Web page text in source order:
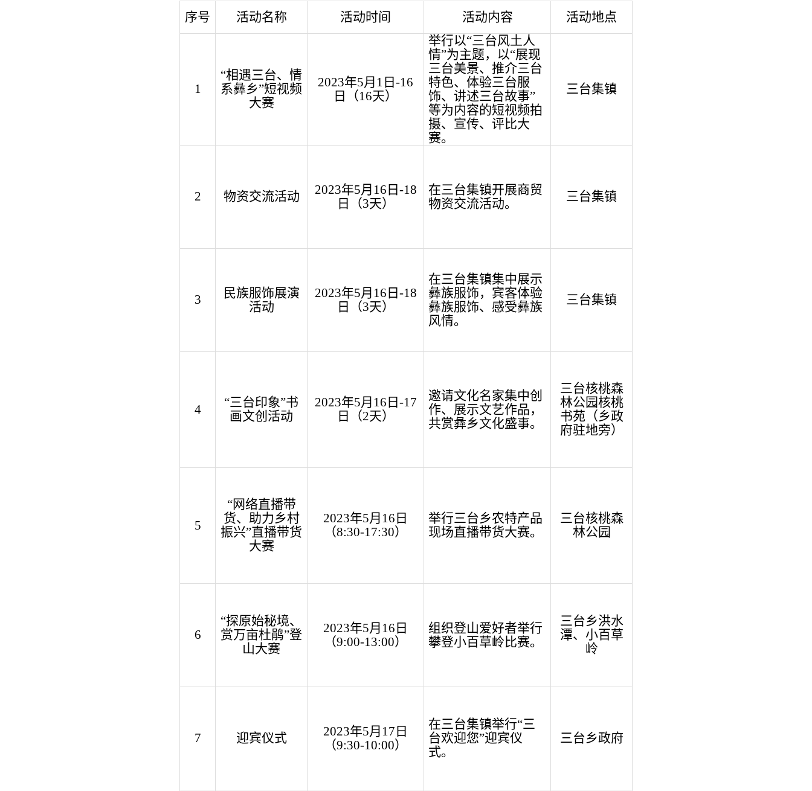
序号 活动名称 活动时间 活动内容 活动地点
1
“相遇三台、情
系彝乡”短视频
大赛
2023年5月 1 日 -16
日（16天）
举行以“三台风土人
情”为主题， 以“展现
三台美景、推介三台
特色、体验三台服
饰、讲述三台故事”
等为内容的短视频拍
摄、宣传、 评比大
赛。
三台集镇
2 物资交流活动 2023年5月 16 日 -18
日（3天）
在三台集镇开展商贸
物资交流活动。 三台集镇
3 民族服饰展演
活动
2023年5月 16 日 -18
日（3天）
在三台集镇集中展示
彝族服饰， 宾客体验
彝族服饰、感受彝族
风情。
三台集镇
4 “三台印象”书
画文创活动
2023年5月 16 日 -17
日（2天）
邀请文化名家集中创
作、展示文艺作品，
共赏彝乡文化盛事。
三台核桃森
林公园核桃
书苑（乡政
府驻地旁）
5
“网络直播带
货、助力乡村
振兴”直播带货
大赛
2023年5月 16 日
（8:30-17:30）
举行三台乡农特产品
现场直播带货大赛。
三台核桃森
林公园
6
“探原始秘境、
赏万亩杜鹃”登
山大赛
2023年5月 16 日
（9:00-13:00）
组织登山爱好者举行
攀登小百草岭比赛。
三台乡洪水
潭、 小百草
岭
7 迎宾仪式 2023年5月 17 日
（9:30-10:00）
在三台集镇举行“三
台欢迎您”迎宾仪
式。
三台乡政府